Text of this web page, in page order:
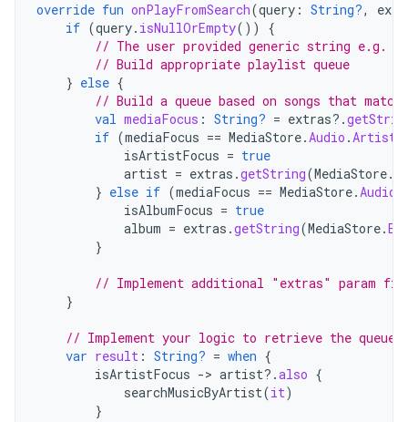
override fun onPlayFromSearch(query : String?,
if (query. isNullOrEmpty())
{
// The user provided generic string e.g.
// Build appropriate playlist queue
} else {
// Build a queue based on songs that
val mediaFocus : String? = extras?.
if (mediaFocus == MediaStore.Audio .Artists
isArtistFocus = true
artist = extras .getString(MediaStore.
} else if (mediaFocus == MediaStore.Audio
isAlbumFocus = true
album = extras .getString(MediaStore.
}
// Implement additional "extras" param
}
// Implement your logic to retrieve the queue
var result : String? = when {
isArtistFocus -> artist?.also {
searchMusicByArtist(it)
}